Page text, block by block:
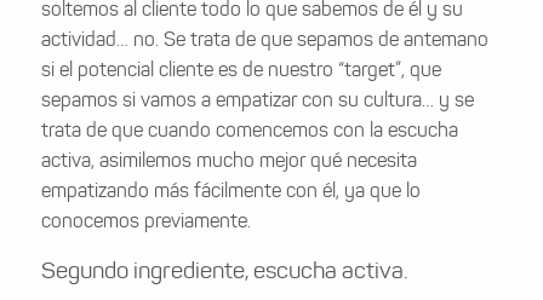
soltemos al cliente todo lo que sabemos de él y su
actividad… no. Se trata de que sepamos de antemano
si el potencial cliente es de nuestro “target”, que
sepamos si vamos a empatizar con su cultura… y se
trata de que cuando comencemos con la escucha
activa, asimilemos mucho mejor qué necesita
empatizando más fácilmente con él, ya que lo
conocemos previamente.
Segundo ingrediente, escucha activa.